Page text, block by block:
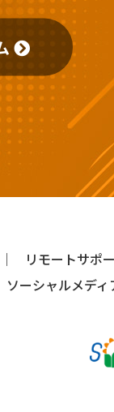
リモートサポ
ソーシャルメディ